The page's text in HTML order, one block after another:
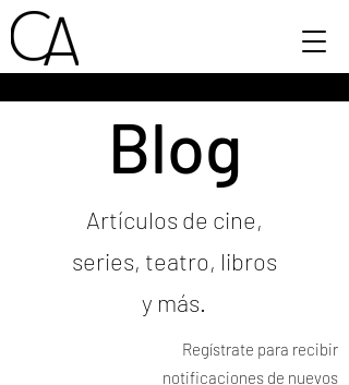
Blog
Artículos de cine,
series, teatro, libros
y más.
Regístrate para recibir
notificaciones de nuevos